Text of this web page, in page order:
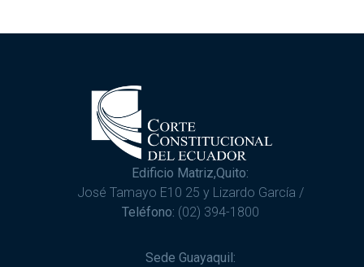
Edificio Matriz,Quito:
José Tamayo E10 25 y Lizardo García /
Teléfono: (02) 394-1800
Sede Guayaquil: